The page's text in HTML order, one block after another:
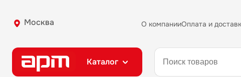
Москва О компанииОплата и
Каталог